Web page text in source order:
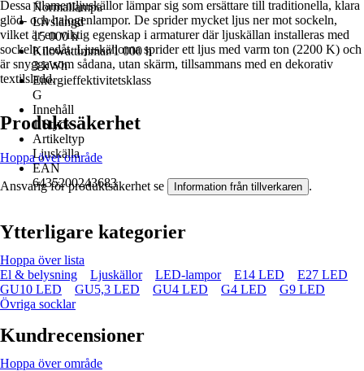
Normallampa
Livslängd
15 000 h
Kilowattimmar/1 000 h
3 kWh
Energieffektivitetsklass
G
Innehåll
1 Styck
Artikeltyp
Ljuskälla
EAN
6435200243683
Dessa filamentljuskällor lämpar sig som ersättare till traditionella, klara
glöd- och halogenlampor. De sprider mycket ljus ner mot sockeln,
vilket är en viktig egenskap i armaturer där ljuskällan installeras med
sockeln nedåt. Ljuskällorna sprider ett ljus med varm ton (2200 K) och
är snygga som sådana, utan skärm, tillsammans med en dekorativ
textilsladd.
Produktsäkerhet
Hoppa över område
Ansvarig för produktsäkerhet se Information från tillverkaren .
Ytterligare kategorier
Hoppa över lista
El & belysning
Ljuskällor LED-lampor E14 LED
E27 LED
GU10 LED
GU5,3 LED GU4 LED G4 LED
G9 LED
Övriga socklar
Kundrecensioner
Hoppa över område